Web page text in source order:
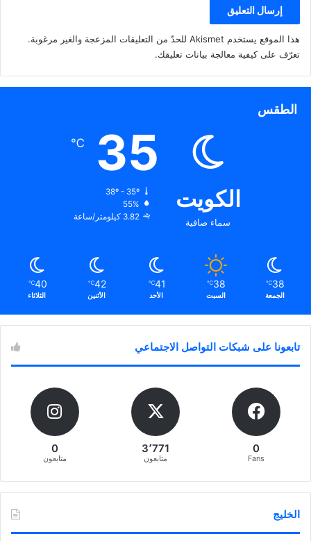
هذا الموقع يستخدم Akismet للحدّ من التعليقات المزعجة والغير مرغوبة.
تعرّف على كيفية معالجة بيانات تعليقك.
الطقس
الكويت
سماء صافية
35
℃
38º - 35º
55%
3.82 كيلومتر/ساعة
38
℃
الجمعة
38
℃
السبت
41
℃
الأحد
42
℃
الأثنين
40
℃
الثلاثاء
تابعونا على شبكات التواصل الاجتماعي
0
Fans
3٬771
متابعون
0
متابعون
الخليج